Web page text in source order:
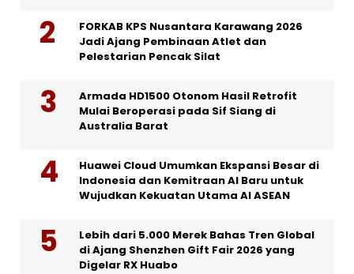
FORKAB KPS Nusantara Karawang 2026
Jadi Ajang Pembinaan Atlet dan
Pelestarian Pencak Silat
Armada HD1500 Otonom Hasil Retrofit
Mulai Beroperasi pada Sif Siang di
Australia Barat
Huawei Cloud Umumkan Ekspansi Besar di
Indonesia dan Kemitraan AI Baru untuk
Wujudkan Kekuatan Utama AI ASEAN
Lebih dari 5.000 Merek Bahas Tren Global
di Ajang Shenzhen Gift Fair 2026 yang
Digelar RX Huabo